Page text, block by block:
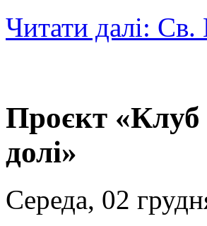
Читати далі:
Проєкт «Клуб
долі»
Середа, 02